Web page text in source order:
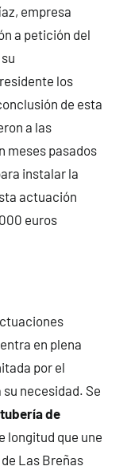
empresa
a petición del
los
de esta
a las
meses pasados
instalar la
actuación
euros
en plena
por el
necesidad. Se
de
longitud que une
Las Breñas